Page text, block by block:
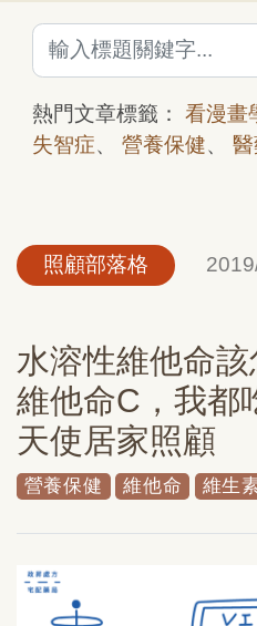
熱門文章標籤： 看漫畫
失智症、 營養保健、
照顧部落格
水溶性維他命該
維他命C，我都
天使居家照顧
營養保健 維他命 維生